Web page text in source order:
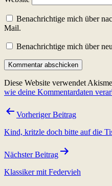
Benachrichtige mich über
Mail.
Benachrichtige mich über
Diese Website verwendet
wie deine Kommentardaten
Beitragsnavigation
Vorheriger Beitrag
Kind, kritzle doch bitte auf die
Nächster Beitrag
Klassiker mit Federvieh